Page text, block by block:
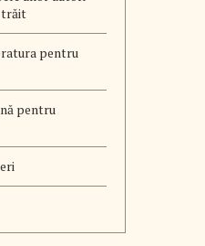
trăit
pentru
pentru